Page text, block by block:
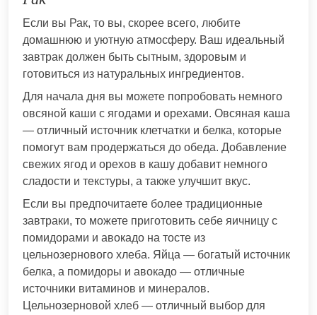
Если вы Рак, то вы, скорее всего, любите
домашнюю и уютную атмосферу. Ваш идеальный
завтрак должен быть сытным, здоровым и
готовиться из натуральных ингредиентов.
Для начала дня вы можете попробовать немного
овсяной каши с ягодами и орехами. Овсяная каша
— отличный источник клетчатки и белка, которые
помогут вам продержаться до обеда. Добавление
свежих ягод и орехов в кашу добавит немного
сладости и текстуры, а также улучшит вкус.
Если вы предпочитаете более традиционные
завтраки, то можете приготовить себе яичницу с
помидорами и авокадо на тосте из
цельнозернового хлеба. Яйца — богатый источник
белка, а помидоры и авокадо — отличные
источники витаминов и минералов.
Цельнозерновой хлеб — отличный выбор для